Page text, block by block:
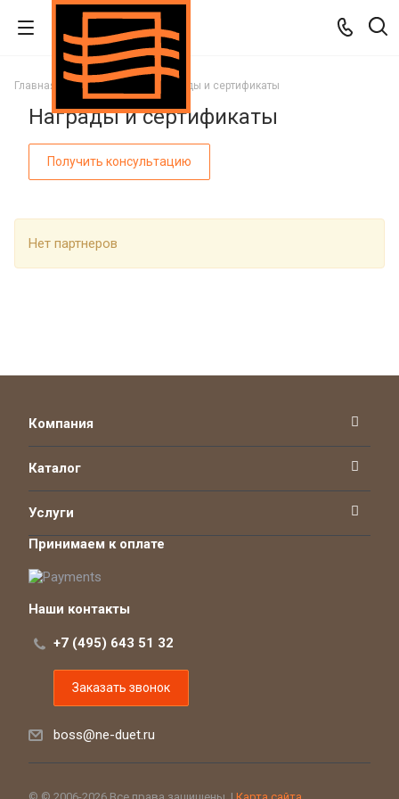
Главная О компании Награды и сертификаты
Награды и сертификаты
Получить консультацию
Нет партнеров
Компания
Каталог
Услуги
Принимаем к оплате
Наши контакты
+7 (495) 643 51 32
Заказать звонок
boss@ne-duet.ru